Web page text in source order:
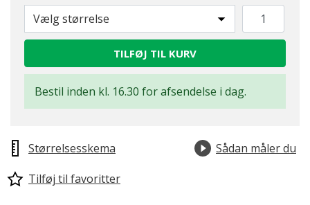
Vælg størrelse
TILFØJ TIL KURV
Bestil inden kl. 16.30 for afsendelse i dag.
Størrelsesskema
Sådan måler du
Tilføj til favoritter